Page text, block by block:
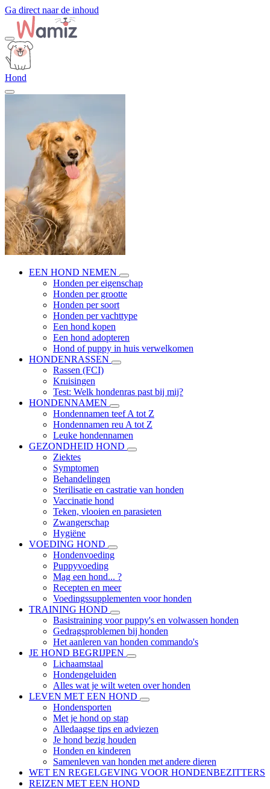
Ga direct naar de inhoud
Hond
EEN HOND NEMEN
Honden per eigenschap
Honden per grootte
Honden per soort
Honden per vachttype
Een hond kopen
Een hond adopteren
Hond of puppy in huis verwelkomen
HONDENRASSEN
Rassen (FCI)
Kruisingen
Test: Welk hondenras past bij mij?
HONDENNAMEN
Hondennamen teef A tot Z
Hondennamen reu A tot Z
Leuke hondennamen
GEZONDHEID HOND
Ziektes
Symptomen
Behandelingen
Sterilisatie en castratie van honden
Vaccinatie hond
Teken, vlooien en parasieten
Zwangerschap
Hygiëne
VOEDING HOND
Hondenvoeding
Puppyvoeding
Mag een hond... ?
Recepten en meer
Voedingssupplementen voor honden
TRAINING HOND
Basistraining voor puppy's en volwassen honden
Gedragsproblemen bij honden
Het aanleren van honden commando's
JE HOND BEGRIJPEN
Lichaamstaal
Hondengeluiden
Alles wat je wilt weten over honden
LEVEN MET EEN HOND
Hondensporten
Met je hond op stap
Alledaagse tips en adviezen
Je hond bezig houden
Honden en kinderen
Samenleven van honden met andere dieren
WET EN REGELGEVING VOOR HONDENBEZITTERS
REIZEN MET EEN HOND